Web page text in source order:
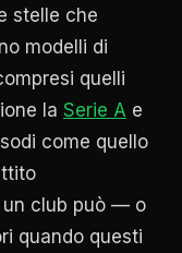
stelle che
modelli di
quelli
la Serie A e
come quello
un club può — o
quando questi